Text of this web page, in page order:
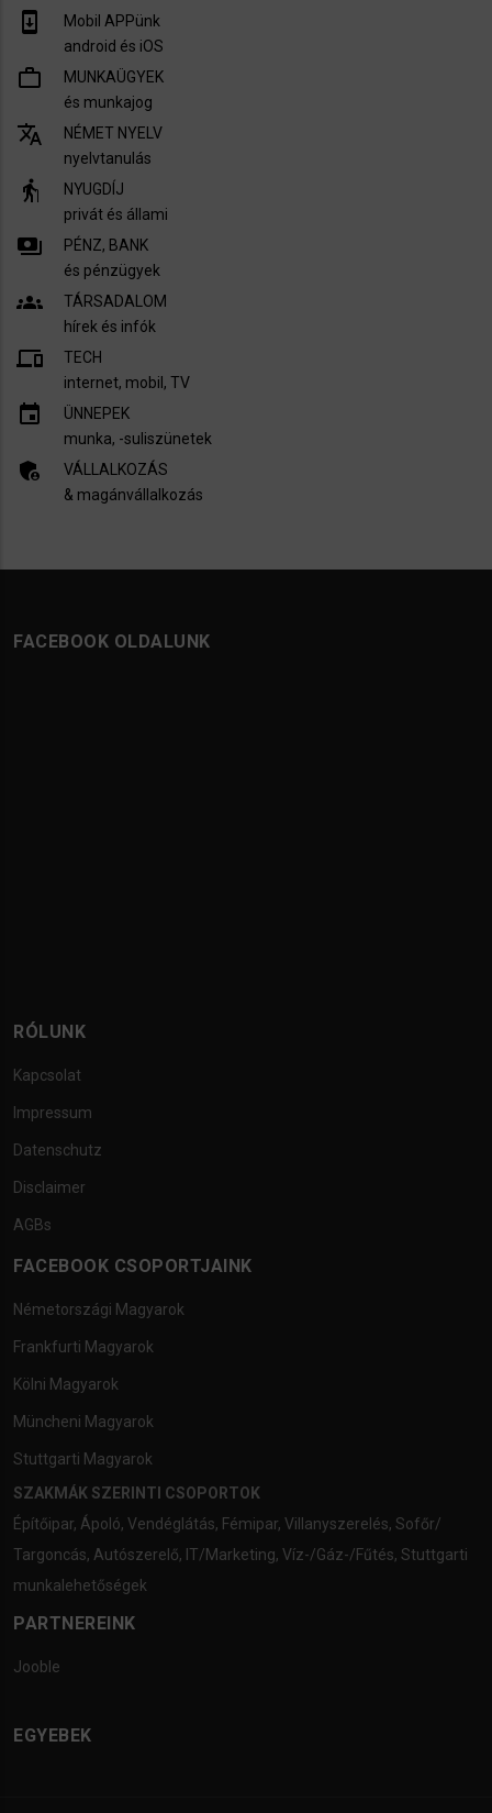
system_update
Mobil APPünk
android és iOS
work_outline
MUNKAÜGYEK
és munkajog
translate
NÉMET NYELV
nyelvtanulás
elderly
NYUGDÍJ
privát és állami
payments
PÉNZ, BANK
és pénzügyek
groups
TÁRSADALOM
hírek és infók
devices
TECH
internet, mobil, TV​
insert_invitation
ÜNNEPEK
munka, -suliszünetek
admin_panel_settings
VÁLLALKOZÁS
& magánvállalkozás
FACEBOOK OLDALUNK
RÓLUNK
Kapcsolat
Impressum
Datenschutz
Disclaimer
AGBs
FACEBOOK CSOPORTJAINK
Németországi Magyarok
Frankfurti Magyarok
Kölni Magyarok
Müncheni Magyarok
Stuttgarti Magyarok
SZAKMÁK SZERINTI CSOPORTOK
Építőipar, Ápoló, Vendéglátás, Fémipar, Villanyszerelés, Sofőr/
Targoncás, Autószerelő, IT/Marketing, Víz-/Gáz-/Fűtés, Stuttgarti
munkalehetőségek
PARTNEREINK
Jooble
EGYEBEK